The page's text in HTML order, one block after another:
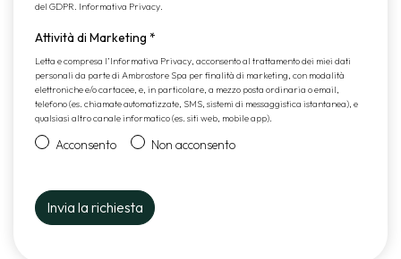
del GDPR. Informativa Privacy.
Attività di Marketing *
Letta e compresa l’Informativa Privacy, acconsento al trattamento dei miei dati
personali da parte di Ambrostore Spa per finalità di marketing, con modalità
elettroniche e/o cartacee, e, in particolare, a mezzo posta ordinaria o email,
telefono (es. chiamate automatizzate, SMS, sistemi di messaggistica istantanea), e
qualsiasi altro canale informatico (es. siti web, mobile app).
Acconsento Non acconsento